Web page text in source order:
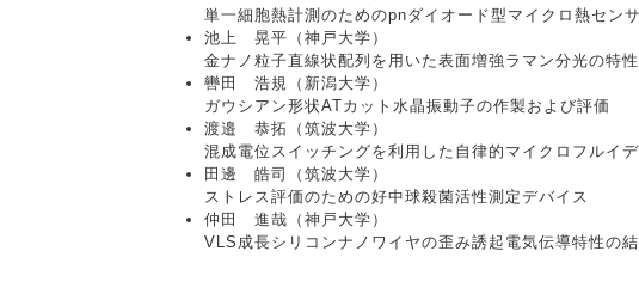
単一細胞熱計測のためのpnダイオード型マイクロ熱センサ
池上 晃平（神戸大学）
金ナノ粒子直線状配列を用いた表面増強ラマン分光の特
轡田 浩規（新潟大学）
ガウシアン形状ATカット水晶振動子の作製および評価
渡邉 恭拓（筑波大学）
混成電位スイッチングを利用した自律的マイクロフルイ
田邊 皓司（筑波大学）
ストレス評価のための好中球殺菌活性測定デバイス
仲田 進哉（神戸大学）
VLS成長シリコンナノワイヤの歪み誘起電気伝導特性の